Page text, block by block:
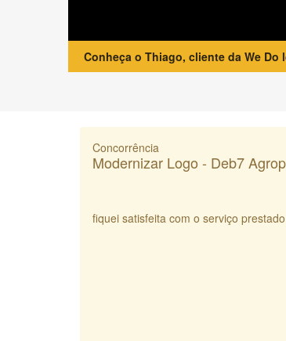
Conheça o Thiago, cliente da We Do
Concorrência
Modernizar Logo - Deb7
fiquei satisfeita com o serviço prestado